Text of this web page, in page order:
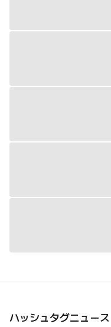
ハッシュタグニュース